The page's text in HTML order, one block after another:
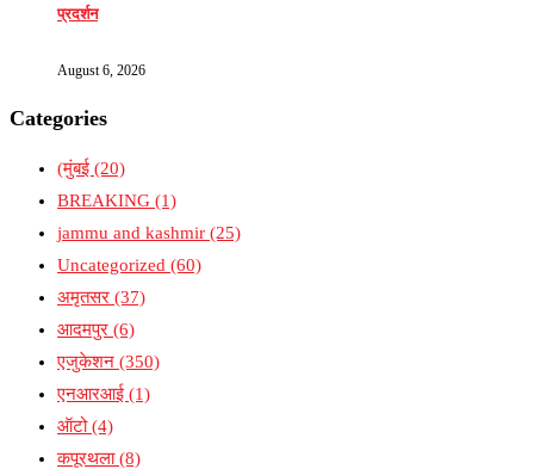
प्रदर्शन
August 6, 2026
Categories
(मुंबई (20)
BREAKING (1)
jammu and kashmir (25)
Uncategorized (60)
अमृतसर (37)
आदमपुर (6)
एजुकेशन (350)
एनआरआई (1)
ऑटो(4)
कपूरथला(8)